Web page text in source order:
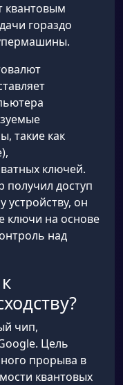
квантовым
гораздо
такие как
ключей.
получил доступ
он
ключи на основе
над
чип,
Цель
прорыва в
квантовых